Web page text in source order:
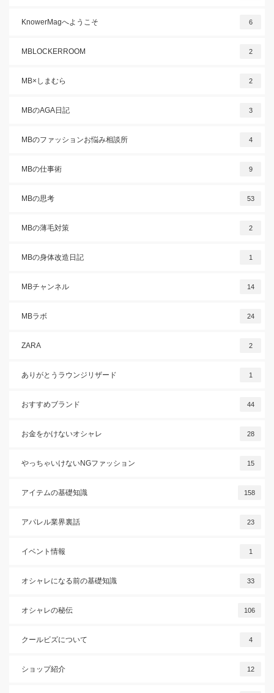
KnowerMagへようこそ 6
MBLOCKERROOM 2
MB×しまむら 2
MBのAGA日記 3
MBのファッションお悩み相談所 4
MBの仕事術 9
MBの思考 53
MBの薄毛対策 2
MBの身体改造日記 1
MBチャンネル 14
MBラボ 24
ZARA 2
ありがとうラウンジリザード 1
おすすめブランド 44
お金をかけないオシャレ 28
やっちゃいけないNGファッション 15
アイテムの基礎知識 158
アパレル業界裏話 23
イベント情報 1
オシャレになる前の基礎知識 33
オシャレの秘伝 106
クールビズについて 4
ショップ紹介 12